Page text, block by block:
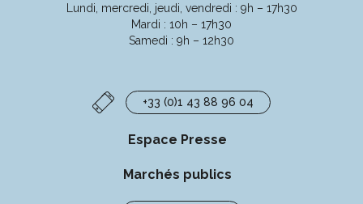
Lundi, mercredi, jeudi, vendredi : 9h – 17h30
Mardi : 10h – 17h30
Samedi : 9h – 12h30
+33 (0)1 43 88 96 04
Espace Presse
Marchés publics